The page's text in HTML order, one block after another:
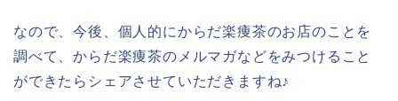
なので、今後、個人的にからだ楽痩茶のお店のことを
調べて、からだ楽痩茶のメルマガなどをみつけること
ができたらシェアさせていただきますね♪